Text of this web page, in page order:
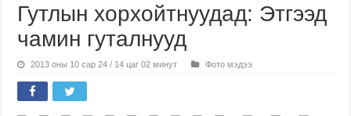
Гутлын хорхойтнуудад: Этгээд
чамин гуталнууд
2013 оны 10 сар 24 / 14 цаг 02 минут Фото мэдээ